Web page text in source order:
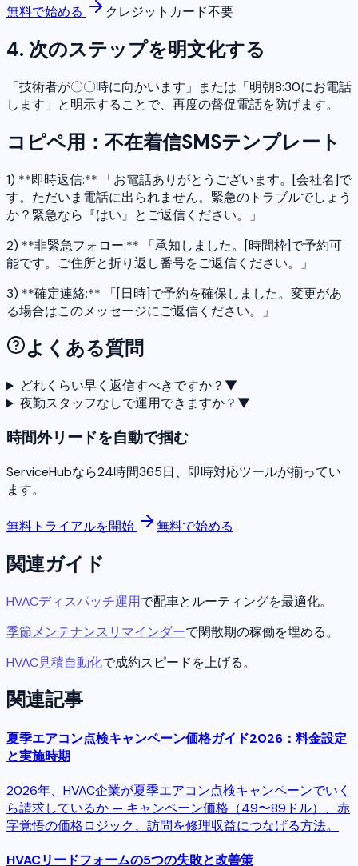
無料で始める クレジットカード不要
4. 次のステップを明文化する
「技術者が〇〇時に向かいます」または「明朝8:30にお電話
します」と明示することで、再度の督促電話を防げます。
コピペ用：不在着信SMSテンプレート
1) **即時返信:** 「お電話ありがとうございます。[会社名]で
す。ただいま電話に出られません。緊急のトラブルでしょう
か？緊急なら『はい』とご返信ください。」
2) **非緊急フォロー:** 「承知しました。[時間枠]で予約可
能です。ご住所と折り返し番号をご返信ください。」
3) **確定連絡:** 「[日時]で予約を確保しました。変更があ
る場合はこのメッセージにご返信ください。」
よくある質問
どれくらい早く返信すべきですか？ ▼
夜勤スタッフなしで運用できますか？ ▼
時間外リードを自動で掴む
ServiceHubなら24時間365日、即時対応ツールが揃ってい
ます。
無料トライアルを開始 無料で始める
関連ガイド
HVACディスパッチ運用で配車とルーティングを最適化。
季節メンテナンスリマインダーで閑散期の稼働を埋める。
HVAC見積自動化で成約スピードを上げる。
関連記事
夏季エアコン点検キャンペーン価格ガイド2026：料金設定
と実施時期
2026年、HVAC企業が夏季エアコン点検キャンペーンでいく
ら請求しているか — キャンペーン価格（49〜89ドル）、赤
字覚悟の価格ロジック、訪問を修理収益につなげる方法。
HVACリードフォームの5つの失敗と改善策